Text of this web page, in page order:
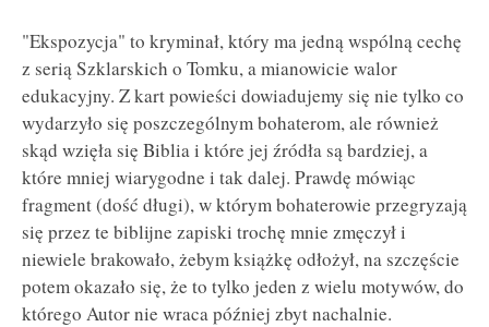
"Ekspozycja" to kryminał, który ma jedną wspólną cechę
z serią Szklarskich o Tomku, a mianowicie walor
edukacyjny. Z kart powieści dowiadujemy się nie tylko co
wydarzyło się poszczególnym bohaterom, ale również
skąd wzięła się Biblia i które jej źródła są bardziej, a
które mniej wiarygodne i tak dalej. Prawdę mówiąc
fragment (dość długi), w którym bohaterowie przegryzają
się przez te biblijne zapiski trochę mnie zmęczył i
niewiele brakowało, żebym książkę odłożył, na szczęście
potem okazało się, że to tylko jeden z wielu motywów, do
którego Autor nie wraca później zbyt nachalnie.